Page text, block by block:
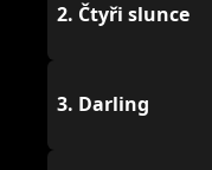
2. Čtyři slunce
3. Darling